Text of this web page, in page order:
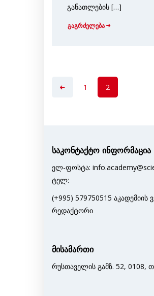
განათლების […]
გაგრძელება
1 2
საკონტაქტო ინფორმაცია
ელ-ფოსტა:
ტელ:
(+995) 579750515 აკადემიის
რედაქტორი
მისამართი
რუსთაველის გამზ. 52, 0108,